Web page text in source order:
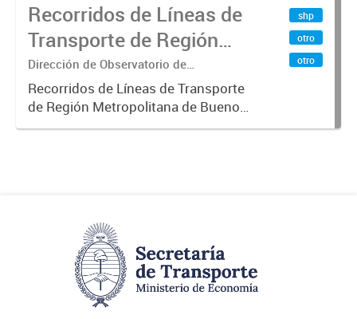
Recorridos de Líneas de
Transporte de Región
Metropolitana de
Buenos Aires (RMBA)
Dirección de Observatorio de
Transporte, Estudio y Sistemas
Recorridos de Líneas de Transporte
de Región Metropolitana de Buenos
Aires (RMBA).-
shp
otro
otro